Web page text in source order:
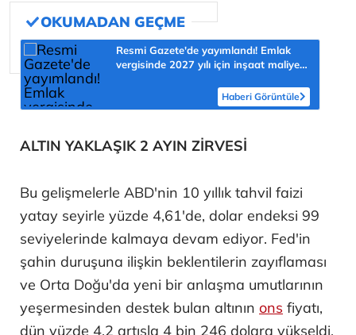
Resmi Gazete'de yayımlandı! Emlak
vergisinde 2027 yılı için inşaat maliyet
Haberi Görüntüle
ALTIN YAKLAŞIK 2 AYIN ZİRVESİ
Bu gelişmelerle ABD'nin 10 yıllık tahvil faizi
yatay seyirle yüzde 4,61'de, dolar endeksi 99
seviyelerinde kalmaya devam ediyor. Fed'in
şahin duruşuna ilişkin beklentilerin zayıflaması
ve Orta Doğu'da yeni bir anlaşma umutlarının
yeşermesinden destek bulan altının ons fiyatı,
dün yüzde 4,2 artışla 4 bin 246 dolara yükseldi.